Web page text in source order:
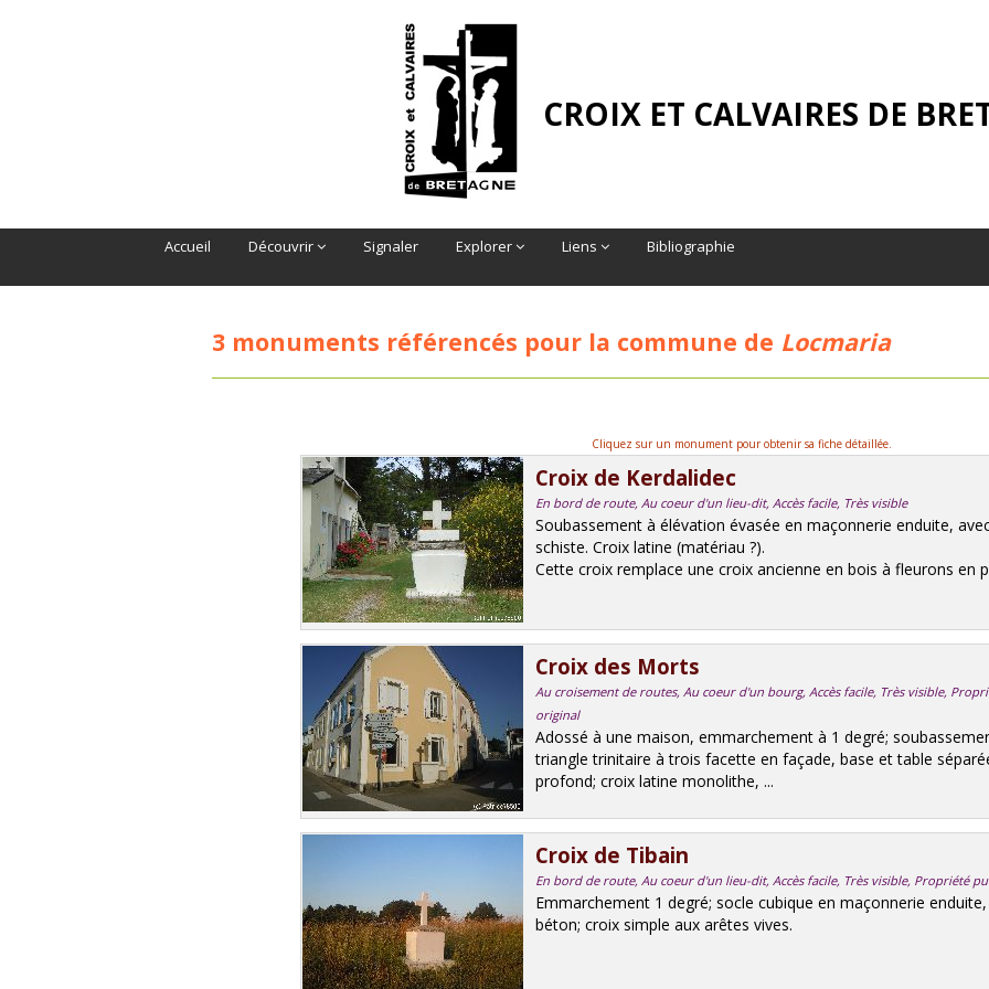
CROIX ET CALVAIRES DE
Accueil Découvrir Signaler Explorer Liens Bibliographie
3 monuments référencés pour la commune de Locmaria
Cliquez sur un monument pour obtenir sa fiche détaillée.
Croix de Kerdalidec
En bord de route, Au coeur d'un lieu-dit, Accès facile, Très visible
Soubassement à élévation évasée en maçonnerie enduite,
schiste. Croix latine (matériau ?).
Cette croix remplace une croix ancienne en bois à fleurons en
Croix des Morts
Au croisement de routes, Au coeur d'un bourg, Accès facile, Très visible,
original
Adossé à une maison, emmarchement à 1 degré;
triangle trinitaire à trois facette en façade, base et table
profond; croix latine monolithe, ...
Croix de Tibain
En bord de route, Au coeur d'un lieu-dit, Accès facile, Très visible, Propriété
Emmarchement 1 degré; socle cubique en maçonnerie
béton; croix simple aux arêtes vives.